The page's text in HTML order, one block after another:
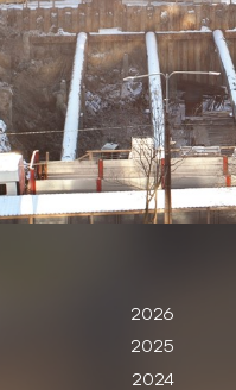
2026
2025
2024